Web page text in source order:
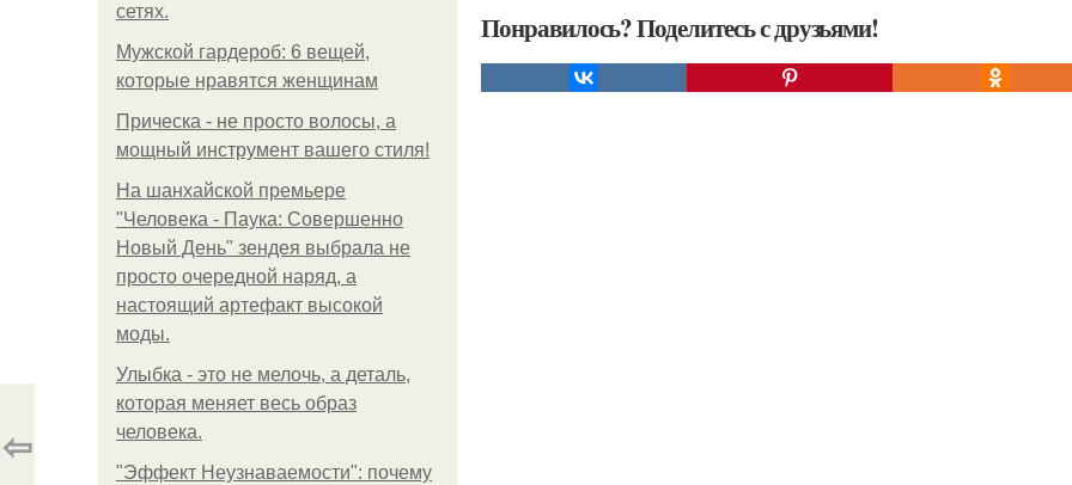
сетях.
Мужской гардероб: 6 вещей,
которые нравятся женщинам
Прическа - не просто волосы, а
мощный инструмент вашего стиля!
На шанхайской премьере
"Человека - Паука: Совершенно
Новый День" зендея выбрала не
просто очередной наряд, а
настоящий артефакт высокой
моды.
Улыбка - это не мелочь, а деталь,
которая меняет весь образ
человека.
"Эффект Неузнаваемости": почему
Понравилось? Поделитесь с друзьями!
⇦